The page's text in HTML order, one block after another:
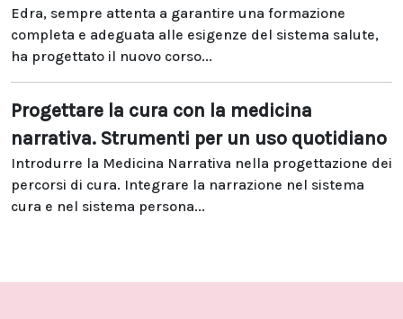
Edra, sempre attenta a garantire una formazione
completa e adeguata alle esigenze del sistema salute,
ha progettato il nuovo corso...
Progettare la cura con la medicina
narrativa. Strumenti per un uso quotidiano
Introdurre la Medicina Narrativa nella progettazione dei
percorsi di cura. Integrare la narrazione nel sistema
cura e nel sistema persona...